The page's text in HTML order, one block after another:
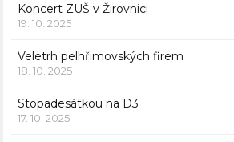
Koncert ZUŠ v Žirovnici
19. 10. 2025
Veletrh pelhřimovských firem
18. 10. 2025
Stopadesátkou na D3
17. 10. 2025